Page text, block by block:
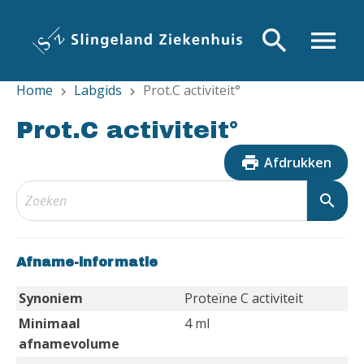
inhoud
menu
search
Home chevron_right Labgids chevron_right Prot.C activiteit°
Prot.C activiteit°
print Afdrukken
search
Afname-informatie
Synoniem
Proteïne C activiteit
Minimaal
afnamevolume
4 ml